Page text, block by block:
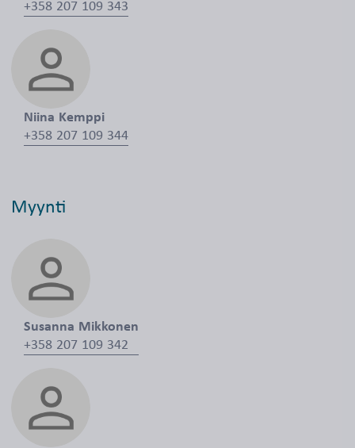
+358 207 109 343
Niina Kemppi
+358 207 109 344
Myynti
Susanna Mikkonen
+358 207 109 342